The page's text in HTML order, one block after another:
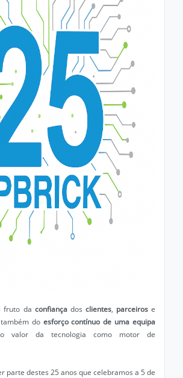
fruto da confiançados clientes, parceirose
do esforço contínuo de uma equipa
valor da tecnologia como motor de
parte destes 25 anos que celebramos a 5 de